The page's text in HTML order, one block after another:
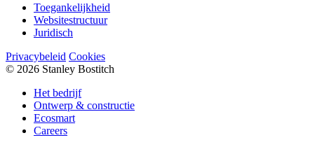
Toegankelijkheid
Websitestructuur
Juridisch
Privacybeleid Cookies
© 2026 Stanley Bostitch
Het bedrijf
Ontwerp & constructie
Ecosmart
Careers